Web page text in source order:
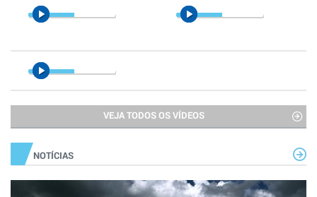
VEJA TODOS OS VÍDEOS
NOTÍCIAS